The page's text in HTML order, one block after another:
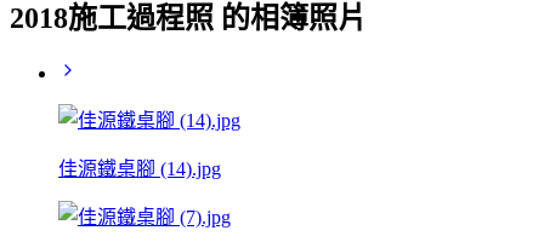
2018施工過程照 的相簿照片
佳源鐵桌腳 (14).jpg